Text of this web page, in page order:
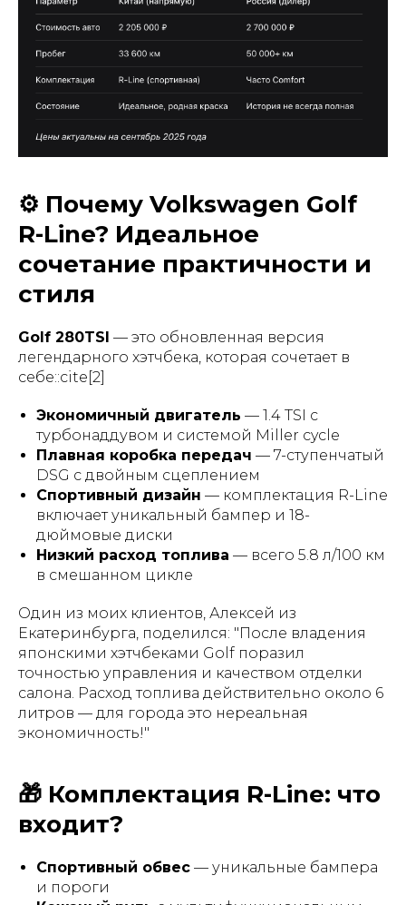
⚙️ Почему Volkswagen Golf
R-Line? Идеальное
сочетание практичности и
стиля
Golf 280TSI — это обновленная версия
легендарного хэтчбека, которая сочетает в
себе::cite[2]
Экономичный двигатель — 1.4 TSI с
турбонаддувом и системой Miller cycle
Плавная коробка передач — 7-ступенчатый
DSG с двойным сцеплением
Спортивный дизайн — комплектация R-Line
включает уникальный бампер и 18-
дюймовые диски
Низкий расход топлива — всего 5.8 л/100 км
в смешанном цикле
Один из моих клиентов, Алексей из
Екатеринбурга, поделился: "После владения
японскими хэтчбеками Golf поразил
точностью управления и качеством отделки
салона. Расход топлива действительно около 6
литров — для города это нереальная
экономичность!"
🎁 Комплектация R-Line: что
входит?
Спортивный обвес — уникальные бампера
и пороги